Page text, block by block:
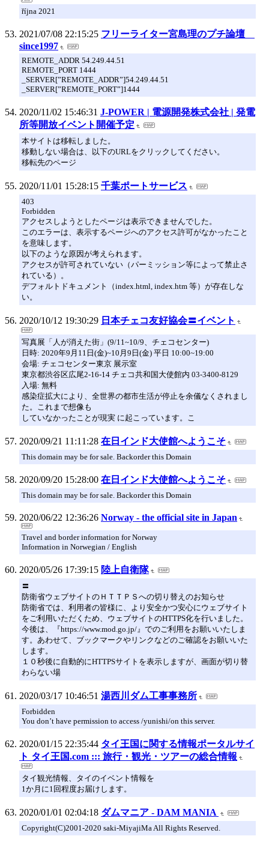
října 2021
2021/07/08 22:15:25 フリーライター宮島理のプチ論壇
since1997
REMOTE_ADDR 54.249.44.51
REMOTE_PORT 1444
_SERVER[”REMOTE_ADDR”]54.249.44.51
_SERVER[”REMOTE_PORT”]1444
2020/11/02 15:46:31 J-POWER | 電源開発株式会社 | 発電
所等開放イベント開催予定
本サイトは移転しました。
移動しない場合は、以下のURLをクリックしてください。
移転先のページ
2020/11/01 15:28:15 千葉ポートサービス
403
Forbidden
アクセスしようとしたページは表示できませんでした。
このエラーは、表示するページへのアクセス許可がなかったこと
を意味します。
以下のような原因が考えられます。
アクセスが許可されていない（パーミッション等によって禁止さ
れている）。
デフォルトドキュメント（index.html, index.htm 等）が存在しな
い。
2020/10/12 19:30:29 日本チェコ友好協会〓イベント
写真展「人が消えた街」(9/11~10/9、チェコセンター)
日時: 2020年9月11日(金)~10月9日(金) 平日 10:00~19:00
会場: チェコセンター東京 展示室
東京都渋谷区広尾2-16-14 チェコ共和国大使館内 03-3400-8129
入場: 無料
感染症拡大により、全世界の都市生活が停止を余儀なくされまし
た。これまで想像も
していなかったことが現実 に起こっています。こ
2020/09/21 11:11:28 在日インド大使館へようこそ
This domain may be for sale. Backorder this Domain
2020/09/20 15:28:00 在日インド大使館へようこそ
This domain may be for sale. Backorder this Domain
2020/06/22 12:36:26 Norway - the official site in Japan
Travel and border information for Norway
Information in Norwegian / English
2020/05/26 17:39:15 陸上自衛隊
〓
防衛省ウェブサイトのＨＴＴＰＳへの切り替えのお知らせ
防衛省では、利用者の皆様に、より安全かつ安心にウェブサイト
をご利用いただくため、ウェブサイトのHTTPS化を行いました。
今後は、『https://www.mod.go.jp/』でのご利用をお願いいたしま
す。あわせて、ブックマークやリンクなどのご確認をお願いいた
します。
１０秒後に自動的にHTTPSサイトを表示しますが、画面が切り替
わらない場
2020/03/17 10:46:51 湯西川ダム工事事務所
Forbidden
You don’t have permission to access /yunishi/on this server.
2020/01/15 22:35:44 タイ王国に関する情報ポータルサイ
ト タイ王国.com ::: 旅行・観光・ツアーの総合情報
タイ観光情報、タイのイベント情報を
1か月に1回程度お届けします。
2020/01/01 02:04:18 ダムマニア - DAM MANIA
Copyright(C)2001-2020 saki-MiyajiMa All Rights Reserved.